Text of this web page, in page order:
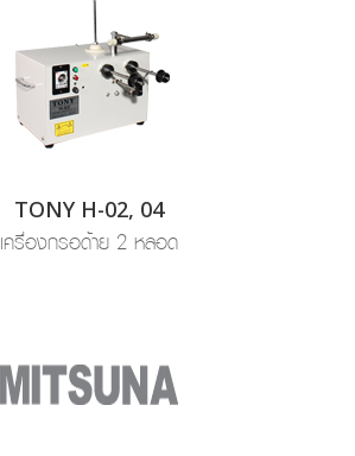
TONY H-02, 04
เครื่องกรอด้าย 2 หลอด